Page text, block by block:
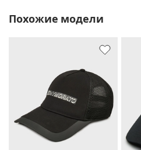
Похожие модели